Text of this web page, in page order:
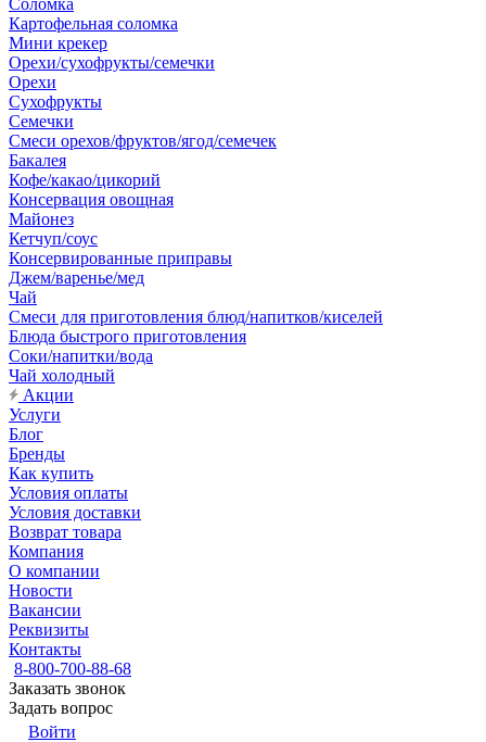
Соломка
Картофельная соломка
Мини крекер
Орехи/сухофрукты/семечки
Орехи
Сухофрукты
Семечки
Смеси орехов/фруктов/ягод/семечек
Бакалея
Кофе/какао/цикорий
Консервация овощная
Майонез
Кетчуп/соус
Консервированные приправы
Джем/варенье/мед
Чай
Смеси для приготовления блюд/напитков/киселей
Блюда быстрого приготовления
Соки/напитки/вода
Чай холодный
Акции
Услуги
Блог
Бренды
Как купить
Условия оплаты
Условия доставки
Возврат товара
Компания
О компании
Новости
Вакансии
Реквизиты
Контакты
8-800-700-88-68
Заказать звонок
Задать вопрос
Войти